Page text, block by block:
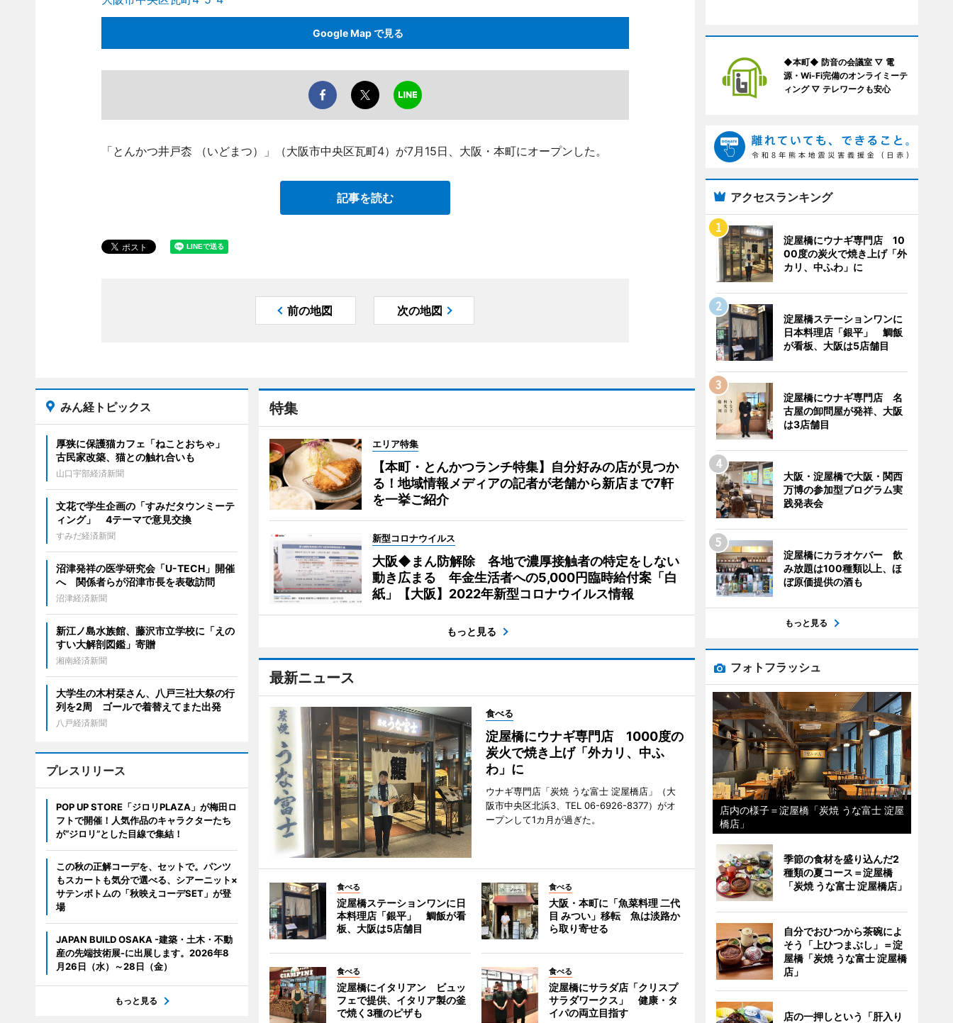
Google Map で見る
「とんかつ井戸枩 （いどまつ）」（大阪市中央区瓦町4）が7月15日、大阪・本町にオープンした。
記事を読む
前の地図 次の地図
特集
エリア特集
【本町・とんかつランチ特集】自分好みの店が見つか
る！地域情報メディアの記者が老舗から新店まで7軒
を一挙ご紹介
新型コロナウイルス
大阪◆まん防解除 各地で濃厚接触者の特定をしない
動き広まる 年金生活者への5,000円臨時給付案「白
紙」【大阪】2022年新型コロナウイルス情報
もっと見る
最新ニュース
食べる
淀屋橋にウナギ専門店 1000度の
炭火で焼き上げ「外カリ、中ふ
わ」に
ウナギ専門店「炭焼 うな富士 淀屋橋店」（大
阪市中央区北浜3、TEL 06-6926-8377）がオ
ープンして1カ月が過ぎた。
食べる
淀屋橋ステーションワンに日
本料理店「銀平」 鯛飯が看
板、大阪は5店舗目
食べる
大阪・本町に「魚菜料理 二代
目 みつい」移転 魚は淡路か
ら取り寄せる
食べる
淀屋橋にイタリアン ビュッ
フェで提供、イタリア製の釜
で焼く3種のピザも
食べる
淀屋橋にサラダ店「クリスプ
サラダワークス」 健康・タ
イパの両立目指す
みん経トピックス
厚狭に保護猫カフェ「ねことおちゃ」
古民家改築、猫との触れ合いも
山口宇部経済新聞
文花で学生企画の「すみだタウンミーテ
ィング」 4テーマで意見交換
すみだ経済新聞
沼津発祥の医学研究会「U-TECH」開催
へ 関係者らが沼津市長を表敬訪問
沼津経済新聞
新江ノ島水族館、藤沢市立学校に「えの
すい大解剖図鑑」寄贈
湘南経済新聞
大学生の木村栞さん、八戸三社大祭の行
列を2周 ゴールで着替えてまた出発
八戸経済新聞
プレスリリース
POP UP STORE「ジロリPLAZA」が梅田ロ
フトで開催！人気作品のキャラクターたち
が“ジロリ”とした目線で集結！
この秋の正解コーデを、セットで。パンツ
もスカートも気分で選べる、シアーニット×
サテンボトムの「秋映えコーデSET」が登
場
JAPAN BUILD OSAKA -建築・土木・不動
産の先端技術展-に出展します。2026年8
月26日（水）～28日（金）
もっと見る
◆本町◆ 防音の会議室 ▽ 電
源・Wi-Fi完備のオンライミーテ
ィング ▽ テレワークも安心
アクセスランキング
淀屋橋にウナギ専門店 10
00度の炭火で焼き上げ「外
カリ、中ふわ」に
淀屋橋ステーションワンに
日本料理店「銀平」 鯛飯
が看板、大阪は5店舗目
淀屋橋にウナギ専門店 名
古屋の卸問屋が発祥、大阪
は3店舗目
大阪・淀屋橋で大阪・関西
万博の参加型プログラム実
践発表会
淀屋橋にカラオケバー 飲
み放題は100種類以上、ほ
ぼ原価提供の酒も
もっと見る
フォトフラッシュ
店内の様子＝淀屋橋「炭焼 うな富士 淀屋
橋店」
季節の食材を盛り込んだ2
種類の夏コース＝淀屋橋
「炭焼 うな富士 淀屋橋店」
自分でおひつから茶碗によ
そう「上ひつまぶし」＝淀
屋橋「炭焼 うな富士 淀屋橋
店」
店の一押しという「肝入り